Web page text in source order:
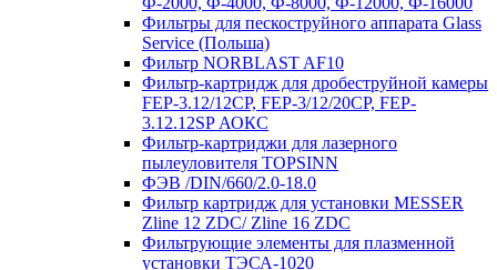
Фильтры для пескоструйного аппарата Glass
Service (Польша)
Фильтр NORBLAST AF10
Фильтр-картридж для дробеструйной камеры
FEP-3.12/12СР, FEP-3/12/20CP, FEP-
3.12.12SP АОКС
Фильтр-картриджи для лазерного
пылеуловителя TOPSINN
ФЭВ /DIN/660/2.0-18.0
Фильтр картридж для установки MESSER
Zline 12 ZDC/ Zline 16 ZDC
Фильтрующие элементы для плазменной
установки ТЭСА-1020